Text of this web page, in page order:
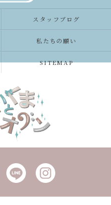
スタッフブログ
私たちの願い
SITEMAP